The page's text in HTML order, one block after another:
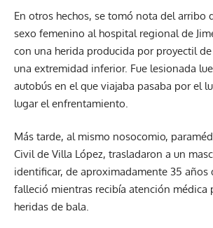
En otros hechos, se tomó nota del arribo
sexo femenino al hospital regional de
con una herida producida por proyectil
una extremidad inferior. Fue lesionada
autobús en el que viajaba pasaba por el
lugar el enfrentamiento.
Más tarde, al mismo nosocomio,
Civil de Villa López, trasladaron a un
identificar, de aproximadamente 35 años
falleció mientras recibía atención médica
heridas de bala.